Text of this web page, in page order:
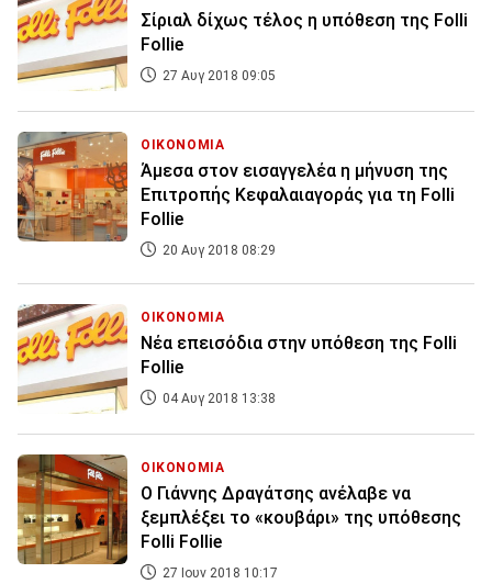
Σίριαλ δίχως τέλος η υπόθεση της Folli
Follie
27 Αυγ 2018 09:05
ΟΙΚΟΝΟΜΙΑ
Άμεσα στον εισαγγελέα η μήνυση της
Επιτροπής Κεφαλαιαγοράς για τη Folli
Follie
20 Αυγ 2018 08:29
ΟΙΚΟΝΟΜΙΑ
Νέα επεισόδια στην υπόθεση της Folli
Follie
04 Αυγ 2018 13:38
ΟΙΚΟΝΟΜΙΑ
Ο Γιάννης Δραγάτσης ανέλαβε να
ξεμπλέξει το «κουβάρι» της υπόθεσης
Folli Follie
27 Ιουν 2018 10:17